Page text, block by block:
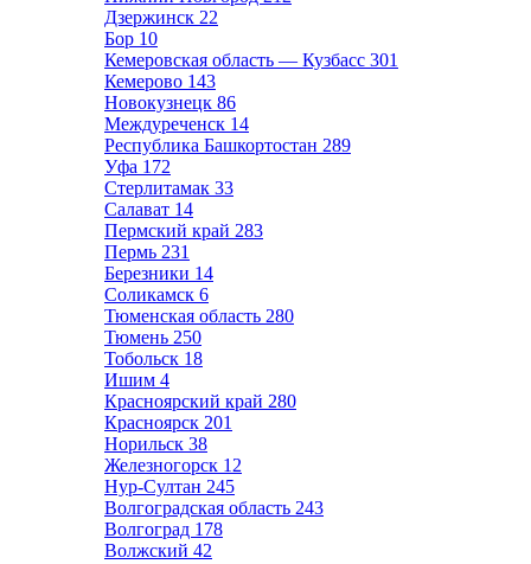
Дзержинск 22
Бор 10
Кемеровская область — Кузбасс 301
Кемерово 143
Новокузнецк 86
Междуреченск 14
Республика Башкортостан 289
Уфа 172
Стерлитамак 33
Салават 14
Пермский край 283
Пермь 231
Березники 14
Соликамск 6
Тюменская область 280
Тюмень 250
Тобольск 18
Ишим 4
Красноярский край 280
Красноярск 201
Норильск 38
Железногорск 12
Нур-Султан 245
Волгоградская область 243
Волгоград 178
Волжский 42